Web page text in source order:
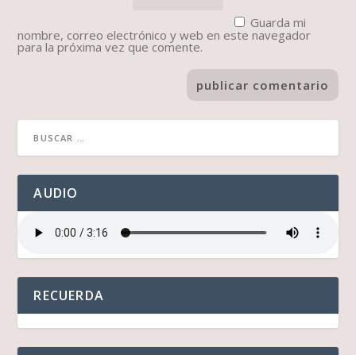
Guarda mi
nombre, correo electrónico y web en este navegador
para la próxima vez que comente.
AUDIO
RECUERDA